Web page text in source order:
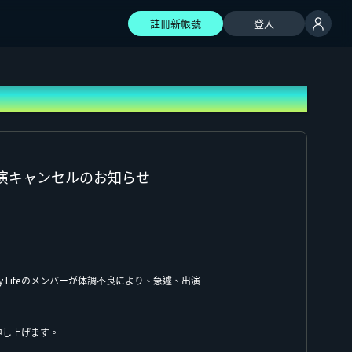
註冊新帳號 登入
キャンセルのお知らせ
のメンバーが体調不良により、急遽、出演
上げます。